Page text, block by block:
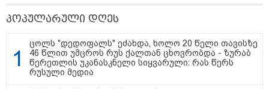
08:44 / 06-08-2026
"მიტროპოლიტი გერასიმე სამღვდელოებასთან
ერთად იმყოფებოდა ლანა ლატარიას სახლში და
პოპულარული დღეს
ცოლს "დედოფალს" ეძახდა, ხოლო 20 წელი თავისზე
46 წლით უმცროს რუს ქალთან ცხოვრობდა - ზურაბ
წერეთლის უკანასკნელი სიყვარული: რას წერს
რუსული მედია